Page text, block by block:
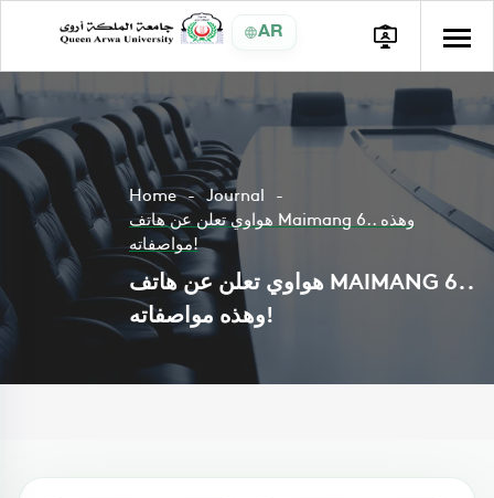
AR
Home
Journal
هواوي تعلن عن هاتف Maimang 6.. وهذه
مواصفاته!
هواوي تعلن عن هاتف MAIMANG 6..
وهذه مواصفاته!